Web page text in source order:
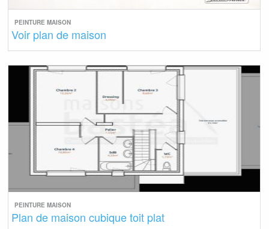
PEINTURE MAISON
Voir plan de maison
PEINTURE MAISON
Plan de maison cubique toit plat